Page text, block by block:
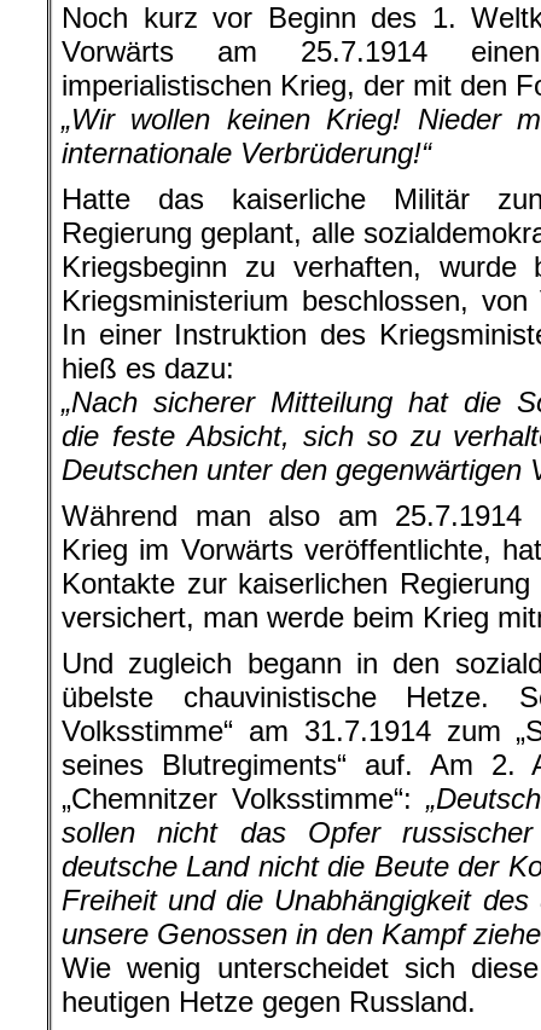
Noch kurz vor Beginn des 1.
Vorwärts am 25.7.1914
imperialistischen Krieg, der mit den
„Wir wollen keinen Krieg! Nieder
internationale Verbrüderung!“
Hatte das kaiserliche Militär
Regierung geplant, alle
Kriegsbeginn zu verhaften,
Kriegsministerium beschlossen,
In einer Instruktion des
hieß es dazu:
„Nach sicherer Mitteilung hat die
die feste Absicht, sich so zu
Deutschen unter den gegenwärtigen
Während man also am 25.7.1914
Krieg im Vorwärts veröffentlichte,
Kontakte zur kaiserlichen
versichert, man werde beim Krieg
Und zugleich begann in den
übelste chauvinistische Hetze.
Volksstimme“ am 31.7.1914 zum
seines Blutregiments“ auf. Am 2.
„Chemnitzer Volksstimme“:
sollen nicht das Opfer
deutsche Land nicht die Beute der
Freiheit und die Unabhängigkeit
unsere Genossen in den Kampf
Wie wenig unterscheidet sich
heutigen Hetze gegen Russland.